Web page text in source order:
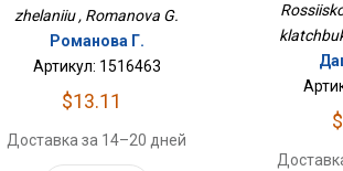
zhelaniiu , Romanova G.
Романова Г.
Артикул: 1516463
$13.11
Доставка за 14–20 дней